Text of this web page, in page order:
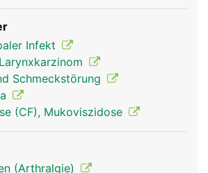
und die beweglichen
transportieren den Schleim zurück
er entweder geschluckt oder
Zusätzlich zur Reinigung wird
die Schleimhaut angefeuchtet.
Schleimhaut sind sehr
durch Reize wie Rauchen,
Infekt
Schmeckstörung
(CF), Mukoviszidose
(Arthralgie)